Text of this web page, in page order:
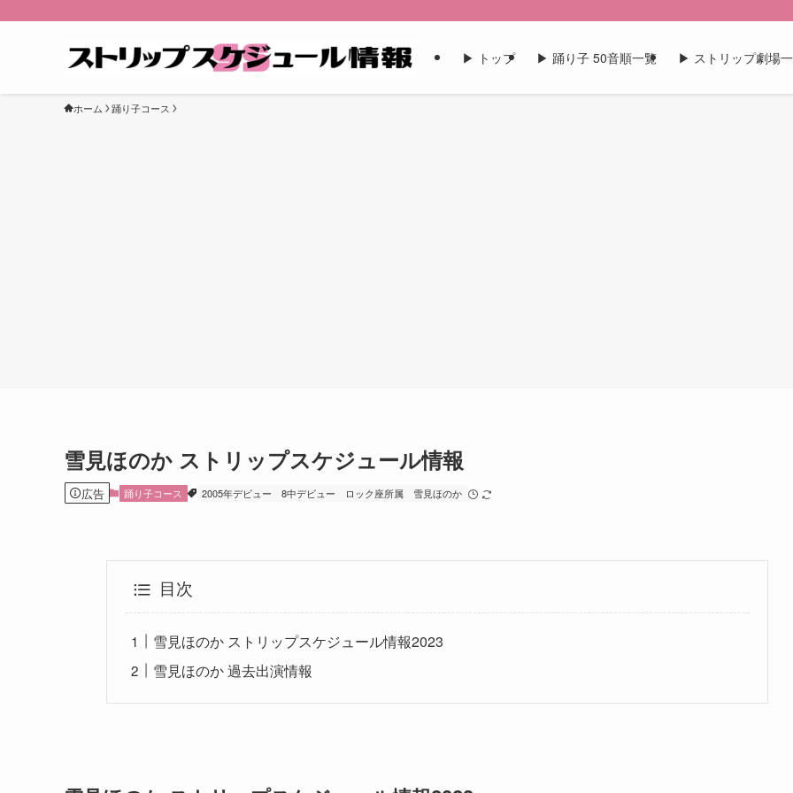
▶︎ トップ ▶︎ 踊り子 50音順一覧 ▶︎ ストリップ劇場
ホーム 踊り子コース
雪見ほのか ストリップスケジュール情報
広告 踊り子コース 2005年デビュー 8中デビュー ロック座所属 雪見ほのか
目次
雪見ほのか ストリップスケジュール情報2023
雪見ほのか 過去出演情報